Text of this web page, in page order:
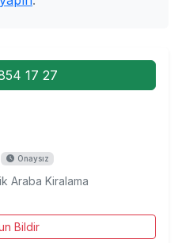
17 27
Onaysız
Araba Kiralama
Bildir